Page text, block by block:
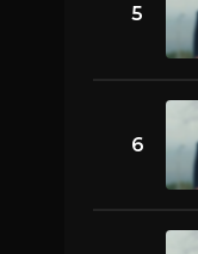
5
6